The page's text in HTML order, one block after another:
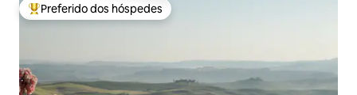
Entre os melhores preferidos dos hóspedes
Preferido dos hóspedes